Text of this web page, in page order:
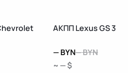
АКПП Lexus GS 3
—BYN—BYN
~ — $